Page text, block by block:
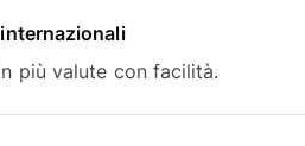
più valute con facilità.